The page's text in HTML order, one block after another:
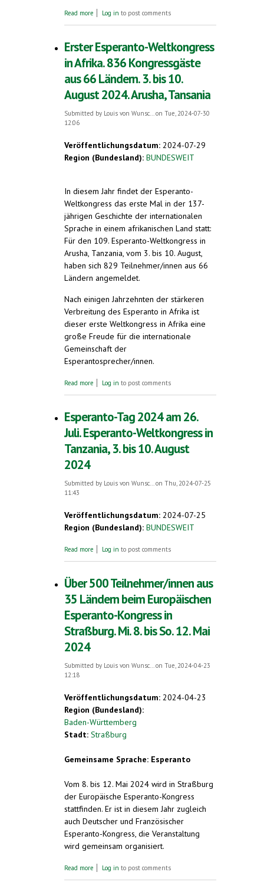
Read more about 70 Jahre Esperanto bei der UNESCO.
Log in to post comments
Erster Esperanto-Weltkongress
in Afrika. 836 Kongressgäste
aus 66 Ländern. 3. bis 10.
August 2024. Arusha, Tansania
Submitted by Louis von Wunsc...on Tue, 2024-07-30
12:06
Veröffentlichungsdatum: 2024-07-29
Region (Bundesland): BUNDESWEIT
In diesem Jahr findet der Esperanto-
Weltkongress das erste Mal in der 137-
jährigen Geschichte der internationalen
Sprache in einem afrikanischen Land statt:
Für den 109. Esperanto-Weltkongress in
Arusha, Tanzania, vom 3. bis 10. August,
haben sich 829 Teilnehmer/innen aus 66
Ländern angemeldet.
Nach einigen Jahrzehnten der stärkeren
Verbreitung des Esperanto in Afrika ist
dieser erste Weltkongress in Afrika eine
große Freude für die internationale
Gemeinschaft der
Esperantosprecher/innen.
Read more about Erster Esperanto-Weltkongress in
Log in to post comments
Esperanto-Tag 2024 am 26.
Juli. Esperanto-Weltkongress in
Tanzania, 3. bis 10. August
2024
Submitted by Louis von Wunsc...on Thu, 2024-07-25
11:43
Veröffentlichungsdatum: 2024-07-25
Region (Bundesland): BUNDESWEIT
Read more about Esperanto-Tag 2024 am 26. Juli.
Log in to post comments
Über 500 Teilnehmer/innen aus
35 Ländern beim Europäischen
Esperanto-Kongress in
Straßburg. Mi. 8. bis So. 12. Mai
2024
Submitted by Louis von Wunsc...
on Tue, 2024-04-23
12:18
Veröffentlichungsdatum: 2024-04-23
Region (Bundesland):
Baden-Württemberg
Stadt: Straßburg
Gemeinsame Sprache: Esperanto
Vom 8. bis 12. Mai 2024 wird in Straßburg
der Europäische Esperanto-Kongress
stattfinden. Er ist in diesem Jahr zugleich
auch Deutscher und Französischer
Esperanto-Kongress, die Veranstaltung
wird gemeinsam organisiert.
Read more about Über 500 Teilnehmer/innen aus 35
Log in to post comments